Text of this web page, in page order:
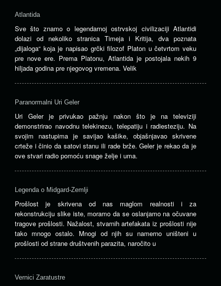
Atlantida
Sve što znamo o legendarnoj ostrvskoj civilizaciji Atlantidi
dolazi od nekoliko stranica Timeja i Kritija, dva poznata
„dijaloga“ koja je napisao grčki filozof Platon u četvrtom veku
pre nove ere. Prema Platonu, Atlantida je postojala nekih 9
hiljada godina pre njegovog vremena. Velik
Paranormalni Uri Geler
Uri Geler je privukao pažnju nakon što je na televiziji
demonstrirao navodnu telekinezu, telepatiju i radiesteziju. Na
svojim nastupima je savijao kašike, objašnjavao skrivene
crteže i činio da satovi stanu ili rade brže. Geler je rekao da je
ove stvari radio pomoću snage želje i uma.
Legenda o Midgard-Zemlji
Prošlost je skrivena od nas maglom realnosti i za
rekonstrukciju slike iste, moramo da se oslanjamo na očuvane
tragove prošlosti. Nažalost, stvarnih artefakata iz prošlosti nije
tako mnogo ostalo. Mnogi od njih su namerno uništeni u
prošlosti od strane društvenih parazita, naročito u
Vernici Zaratustre